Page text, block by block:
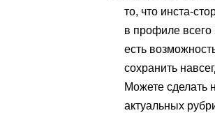
то, что инста-
в профиле всего
есть
сохранить
Можете сделать
актуальных